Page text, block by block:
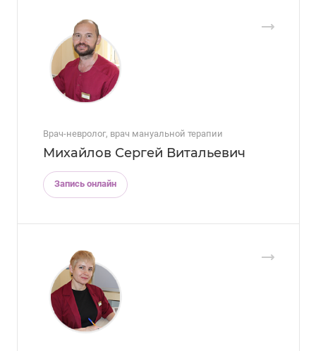
Врач-невролог, врач мануальной терапии
Михайлов Сергей Витальевич
Запись онлайн